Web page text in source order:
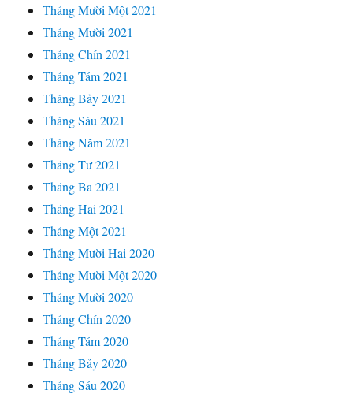
Tháng Mười Một 2021
Tháng Mười 2021
Tháng Chín 2021
Tháng Tám 2021
Tháng Bảy 2021
Tháng Sáu 2021
Tháng Năm 2021
Tháng Tư 2021
Tháng Ba 2021
Tháng Hai 2021
Tháng Một 2021
Tháng Mười Hai 2020
Tháng Mười Một 2020
Tháng Mười 2020
Tháng Chín 2020
Tháng Tám 2020
Tháng Bảy 2020
Tháng Sáu 2020